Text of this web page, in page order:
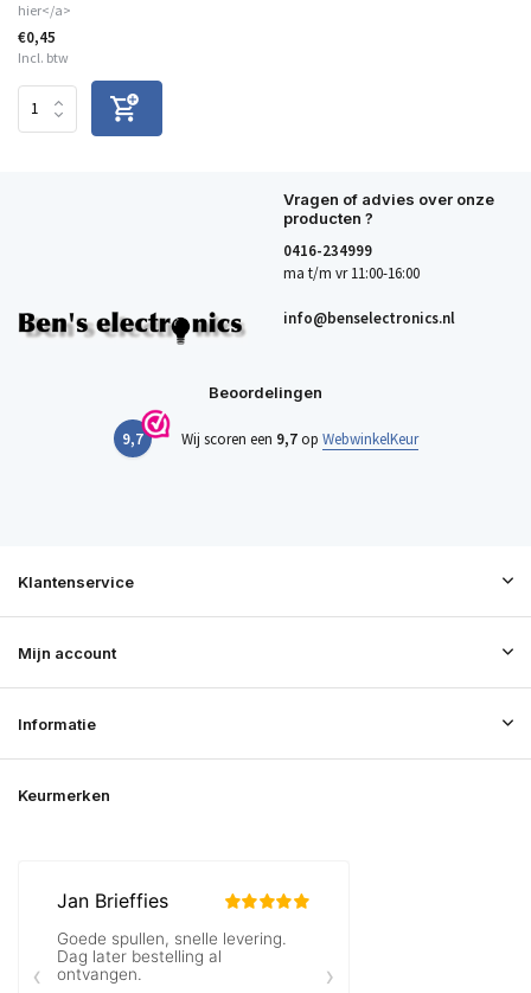
hier</a>
€0,45
Incl. btw
Vragen of advies over onze
producten ?
0416-234999
ma t/m vr 11:00-16:00
info@benselectronics.nl
Beoordelingen
9,7 Wij scoren een 9,7op WebwinkelKeur
Klantenservice
Mijn account
Informatie
Keurmerken